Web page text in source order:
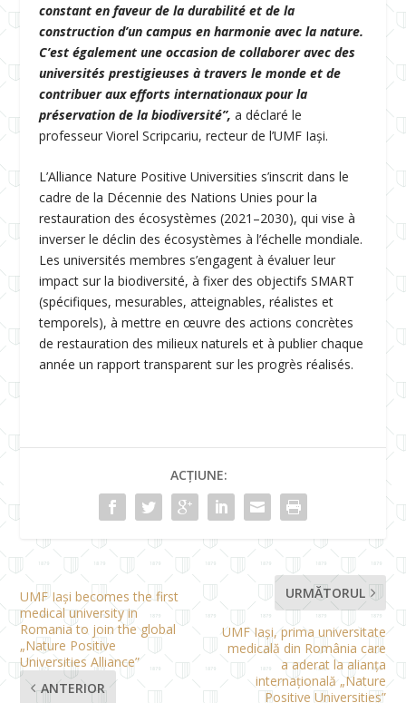
constant en faveur de la durabilité et de la
construction d’un campus en harmonie avec la nature.
C’est également une occasion de collaborer avec des
universités prestigieuses à travers le monde et de
contribuer aux efforts internationaux pour la
préservation de la biodiversité”, a déclaré le
professeur Viorel Scripcariu, recteur de l’UMF Iași.
L’Alliance Nature Positive Universities s’inscrit dans le
cadre de la Décennie des Nations Unies pour la
restauration des écosystèmes (2021–2030), qui vise à
inverser le déclin des écosystèmes à l’échelle mondiale.
Les universités membres s’engagent à évaluer leur
impact sur la biodiversité, à fixer des objectifs SMART
(spécifiques, mesurables, atteignables, réalistes et
temporels), à mettre en œuvre des actions concrètes
de restauration des milieux naturels et à publier chaque
année un rapport transparent sur les progrès réalisés.
ACȚIUNE:
UMF Iași becomes the first
medical university in
Romania to join the global
„Nature Positive
Universities Alliance”
ANTERIOR
URMĂTORUL
UMF Iași, prima universitate
medicală din România care
a aderat la alianța
internațională „Nature
Positive Universities”